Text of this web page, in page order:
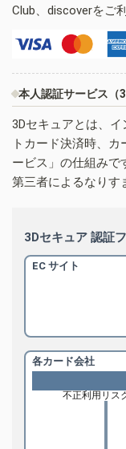
Club、discoverをご
本人認証サービス（
3Dセキュアとは、
トカード決済時、
ービス」の仕組みで
第三者によるなりす
3Dセキュア 認証
EC サイト
各カード会社
不正利用リス